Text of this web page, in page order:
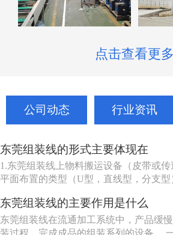
点击查看更多
公司动态 行业资讯
东莞组装线的形式主要体现在
1.东莞组装线上物料搬运设备（皮带或
平面布置的类型（U型，直线型，分支型
装线工作站特性（工人可以坐、站、跟
起移动等） 6.东莞组装线的长度（几个
东莞组装线的主要作用是什么
东莞组装线在流通加工系统中，产品缓
装过程，完成成品的组装系列的设备。